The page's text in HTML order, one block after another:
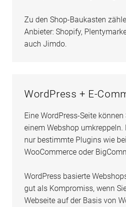
Zu den Shop-Baukasten
Anbieter: Shopify,
auch Jimdo.
WordPress + E-
Eine WordPress-Seite
einem Webshop umkreppeln.
nur bestimmte Plugins wie
WooCommerce oder
WordPress basierte
gut als Kompromiss, wenn
Webseite auf der Basis von